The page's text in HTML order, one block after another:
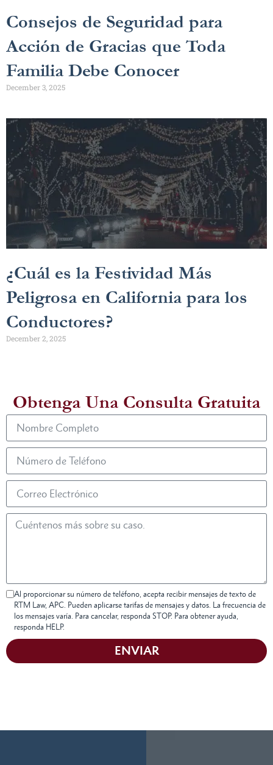
Consejos de Seguridad para
Acción de Gracias que Toda
Familia Debe Conocer
December 3, 2025
¿Cuál es la Festividad Más
Peligrosa en California para los
Conductores?
December 2, 2025
Obtenga Una Consulta Gratuita
Al proporcionar su número de teléfono, acepta recibir mensajes de texto de
RTM Law, APC. Pueden aplicarse tarifas de mensajes y datos. La frecuencia de
los mensajes varía. Para cancelar, responda STOP. Para obtener ayuda,
responda HELP.
ENVIAR